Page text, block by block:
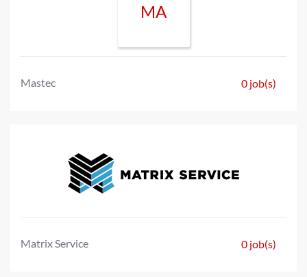
MA
Mastec 0 job(s)
Matrix Service 0 job(s)